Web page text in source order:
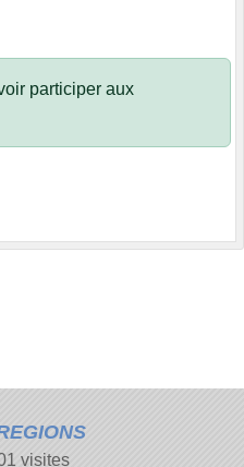
participer aux
visites